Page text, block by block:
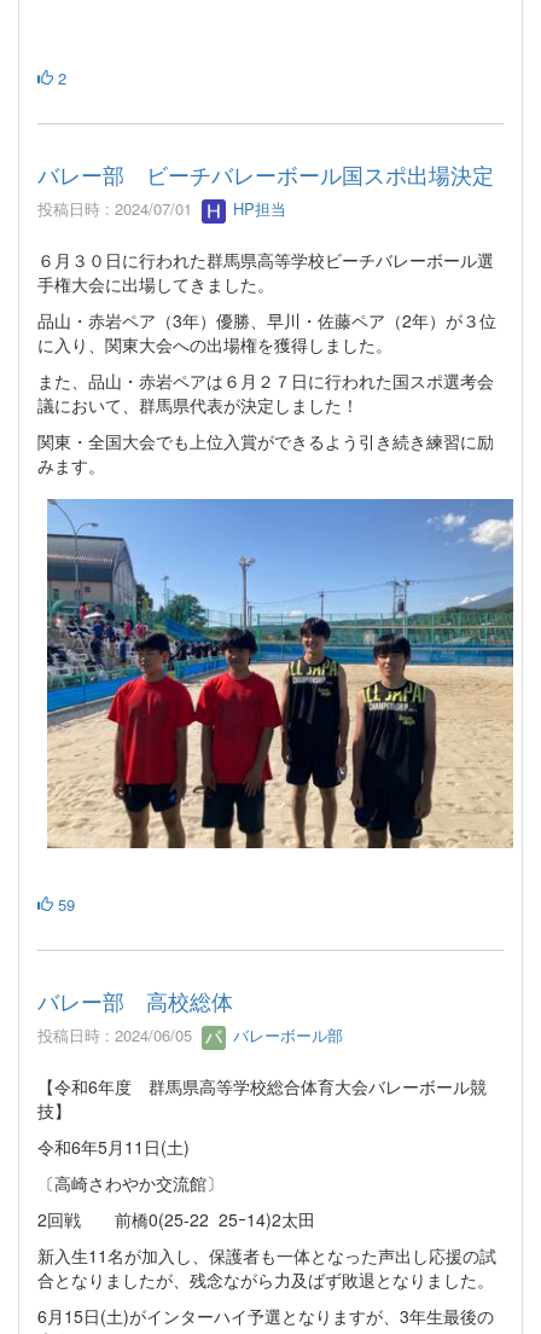
2
バレー部 ビーチバレーボール国スポ出場決定
投稿日時 : 2024/07/01 HP担当
６月３０日に行われた群馬県高等学校ビーチバレーボール選
手権大会に出場してきました。
品山・赤岩ペア（3年）優勝、早川・佐藤ペア（2年）が３位
に入り、関東大会への出場権を獲得しました。
また、品山・赤岩ペアは６月２７日に行われた国スポ選考会
議において、群馬県代表が決定しました！
関東・全国大会でも上位入賞ができるよう引き続き練習に励
みます。
59
バレー部 高校総体
投稿日時 : 2024/06/05 バレーボール部
【令和6年度 群馬県高等学校総合体育大会バレーボール競
技】
令和6年5月11日(土)
〔高崎さわやか交流館〕
2回戦 前橋0(25-22 25ｰ14)2太田
新入生11名が加入し、保護者も一体となった声出し応援の試
合となりましたが、残念ながら力及ばず敗退となりました。
6月15日(土)がインターハイ予選となりますが、3年生最後の